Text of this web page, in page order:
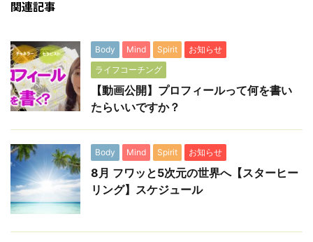
関連記事
Body Mind Spirit
お知らせ
ライフコーチング
【動画公開】プロフィールって何を書い
たらいいですか？
Body Mind Spirit お知らせ
8月 フワッと5次元の世界へ【スターヒー
リング】スケジュール